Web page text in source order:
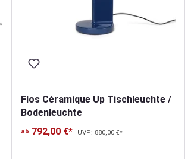
Flos Céramique Up Tischleuchte /
Bodenleuchte
ab 792,00 €* UVP: 880,00 €*